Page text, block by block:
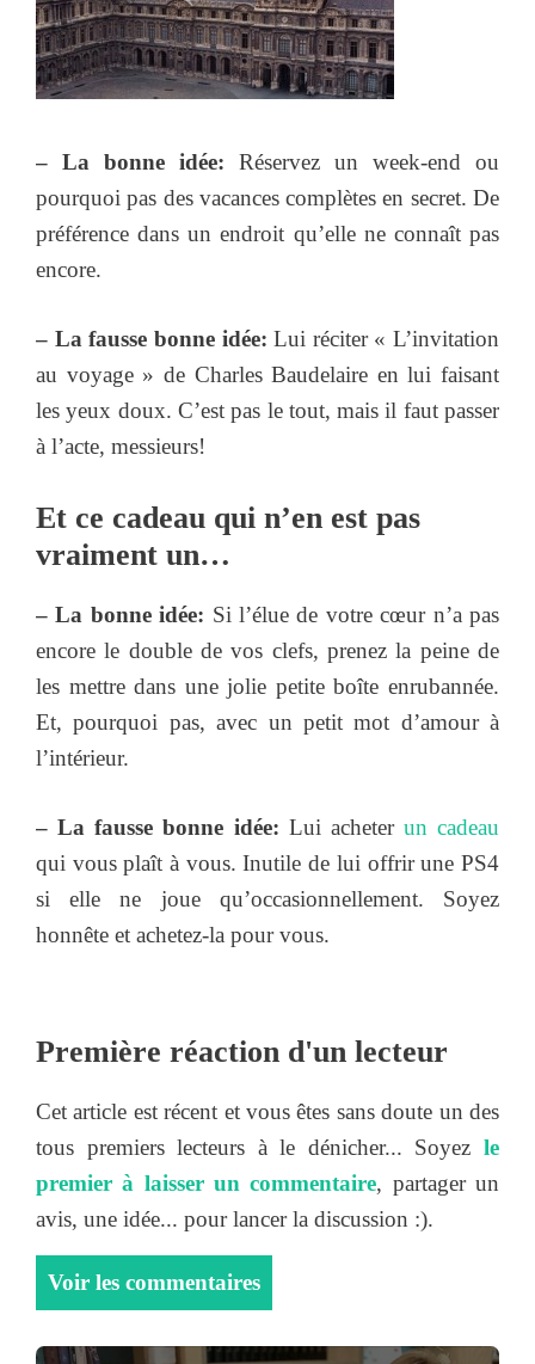
– La bonne idée: Réservez un week-end ou
pourquoi pas des vacances complètes en secret. De
préférence dans un endroit qu’elle ne connaît pas
encore.
– La fausse bonne idée: Lui réciter « L’invitation
au voyage » de Charles Baudelaire en lui faisant
les yeux doux. C’est pas le tout, mais il faut passer
à l’acte, messieurs!
Et ce cadeau qui n’en est pas
vraiment un…
– La bonne idée: Si l’élue de votre cœur n’a pas
encore le double de vos clefs, prenez la peine de
les mettre dans une jolie petite boîte enrubannée.
Et, pourquoi pas, avec un petit mot d’amour à
l’intérieur.
– La fausse bonne idée: Lui acheter un cadeau
qui vous plaît à vous. Inutile de lui offrir une PS4
si elle ne joue qu’occasionnellement. Soyez
honnête et achetez-la pour vous.
Première réaction d'un lecteur
Cet article est récent et vous êtes sans doute un des
tous premiers lecteurs à le dénicher... Soyez le
premier à laisser un commentaire, partager un
avis, une idée... pour lancer la discussion :).
Voir les commentaires